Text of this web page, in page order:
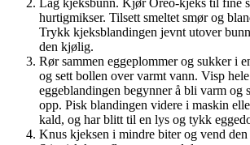
hurtigmikser. Tilsett smeltet smør og
Trykk kjeksblandingen jevnt utover
den kjølig.
Rør sammen eggeplommer og sukker i
og sett bollen over varmt vann. Visp
eggeblandingen begynner å bli varm og
opp. Pisk blandingen videre i maskin
kald, og har blitt til en lys og tykk
Knus kjeksen i mindre biter og vend den